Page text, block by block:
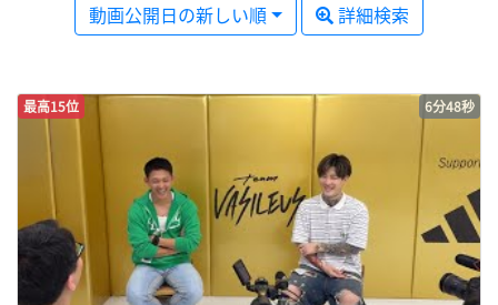
動画公開日の新しい順 詳細検索
最高15位 6分48秒